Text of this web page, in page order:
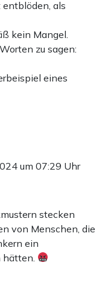
als
kein Mangel.
zu sagen:
eines
um 07:29 Uhr
stecken
von Menschen, die
ein